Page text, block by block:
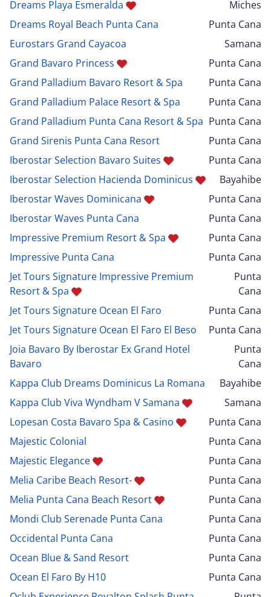
Dreams Playa Esmeralda
Miches
Dreams Royal Beach Punta Cana
Punta Cana
Eurostars Grand Cayacoa
Samana
Grand Bavaro Princess
Punta Cana
Grand Palladium Bavaro Resort & Spa
Punta Cana
Grand Palladium Palace Resort & Spa
Punta Cana
Grand Palladium Punta Cana Resort & Spa Punta Cana
Grand Sirenis Punta Cana Resort
Punta Cana
Iberostar Selection Bavaro Suites
Punta Cana
Iberostar Selection Hacienda Dominicus
Bayahibe
Iberostar Waves Dominicana
Punta Cana
Iberostar Waves Punta Cana
Punta Cana
Impressive Premium Resort & Spa
Punta Cana
Impressive Punta Cana
Punta Cana
Jet Tours Signature Impressive Premium
Resort & Spa
Punta
Cana
Jet Tours Signature Ocean El Faro
Punta Cana
Jet Tours Signature Ocean El Faro El Beso
Punta Cana
Joia Bavaro By Iberostar Ex Grand Hotel
Bavaro
Punta
Cana
Kappa Club Dreams Dominicus La Romana
Bayahibe
Kappa Club Viva Wyndham V Samana
Samana
Lopesan Costa Bavaro Spa & Casino
Punta Cana
Majestic Colonial
Punta Cana
Majestic Elegance
Punta Cana
Melia Caribe Beach Resort-
Punta Cana
Melia Punta Cana Beach Resort
Punta Cana
Mondi Club Serenade Punta Cana
Punta Cana
Occidental Punta Cana
Punta Cana
Ocean Blue & Sand Resort
Punta Cana
Ocean El Faro By H10
Punta Cana